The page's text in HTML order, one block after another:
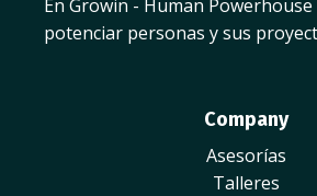
En Growin - Human
potenciar personas y sus
Company
Asesorías
Talleres